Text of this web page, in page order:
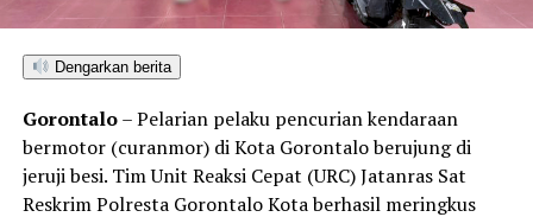
“Kami menolak keras kegiatan atau acara dalam bentuk
pihak perusahaan mana pun di wilayah Kecamatan
Penolakan masif yang konsisten disuarakan warga
pesisir ini berlandaskan kekhawatiran atas dampak
kerusakan lingkungan. Kehadiran industri ekstraktif di
Dengarkan berita
Gorontalo– Pelarian pelaku pencurian kendaraan
bermotor (curanmor) di Kota Gorontalo berujung di
jeruji besi. Tim Unit Reaksi Cepat (URC) Jatanras Sat
Reskrim Polresta Gorontalo Kota berhasil meringkus